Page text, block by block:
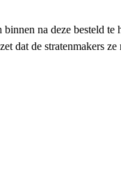
na deze besteld
dat de stratenmakers